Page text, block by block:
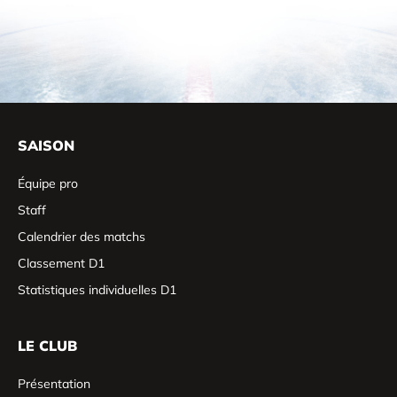
SAISON
Équipe pro
Staff
Calendrier des matchs
Classement D1
Statistiques individuelles D1
LE CLUB
Présentation